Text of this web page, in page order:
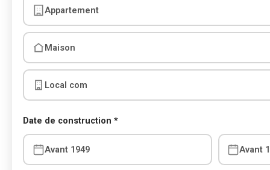
Appartement
Maison
Local com
Date de construction *
Avant 1949 Avant